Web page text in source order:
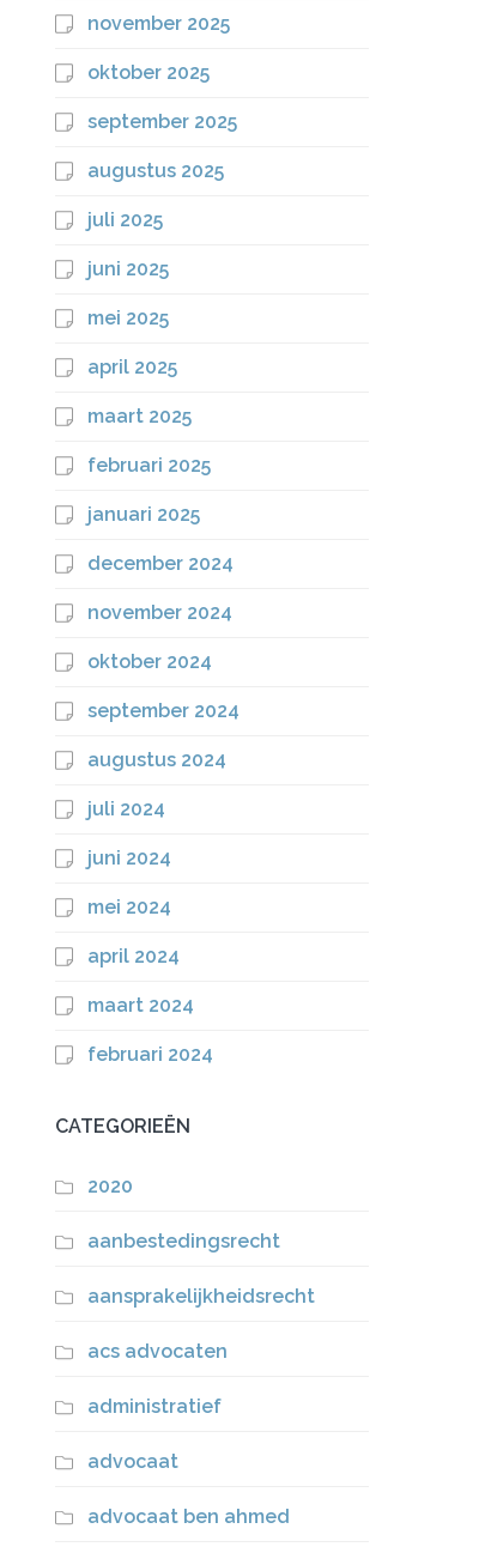
november 2025
oktober 2025
september 2025
augustus 2025
juli 2025
juni 2025
mei 2025
april 2025
maart 2025
februari 2025
januari 2025
december 2024
november 2024
oktober 2024
september 2024
augustus 2024
juli 2024
juni 2024
mei 2024
april 2024
maart 2024
februari 2024
CATEGORIEËN
2020
aanbestedingsrecht
aansprakelijkheidsrecht
acs advocaten
administratief
advocaat
advocaat ben ahmed